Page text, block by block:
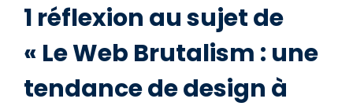
1 réflexion au sujet de
« Le Web Brutalism : une
tendance de design à